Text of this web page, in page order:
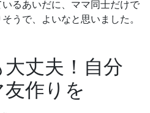
るあいだに、ママ同士だけで
うで、よいなと思いました。
丈夫！自分
作りを